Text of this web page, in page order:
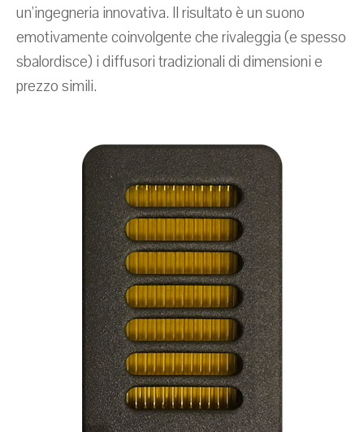
un'ingegneria innovativa. Il risultato è un suono
emotivamente coinvolgente che rivaleggia (e spesso
sbalordisce) i diffusori tradizionali di dimensioni e
prezzo simili.